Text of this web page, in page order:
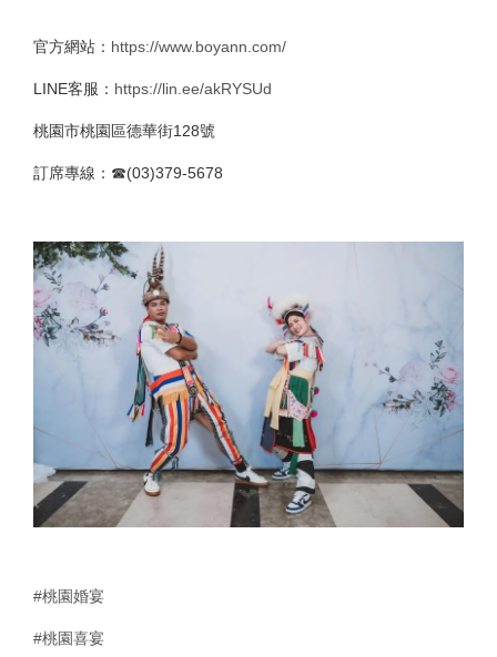
官方網站： https://www.boyann.com/
LINE客服： https://lin.ee/akRYSUd
桃園市桃園區德華街128號
訂席專線：☎(03)379-5678
#桃園婚宴
#桃園喜宴